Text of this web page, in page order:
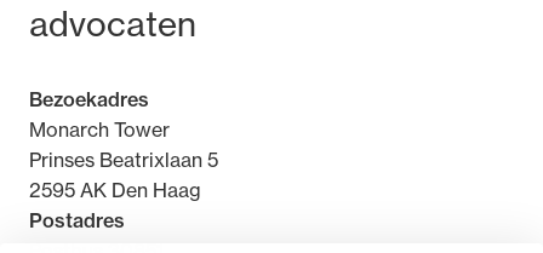
advocaten
Bezoekadres
Monarch Tower
Prinses Beatrixlaan 5
2595 AK Den Haag
Postadres